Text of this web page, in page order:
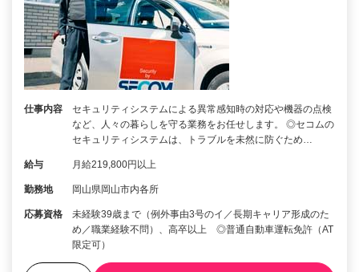
仕事内容
セキュリティシステムによる異常感知時の対応や機器の点検
など、人々の暮らしを守る業務をお任せします。 ◎セコムの
セキュリティシステムは、トラブルを未然に防ぐため…
給与 月給219,800円以上
勤務地 岡山県岡山市内各所
応募資格
未経験39歳まで（例外事由3号のイ／長期キャリア形成のた
め／職業経験不問）、高卒以上 ◎普通自動車運転免許（AT
限定可）